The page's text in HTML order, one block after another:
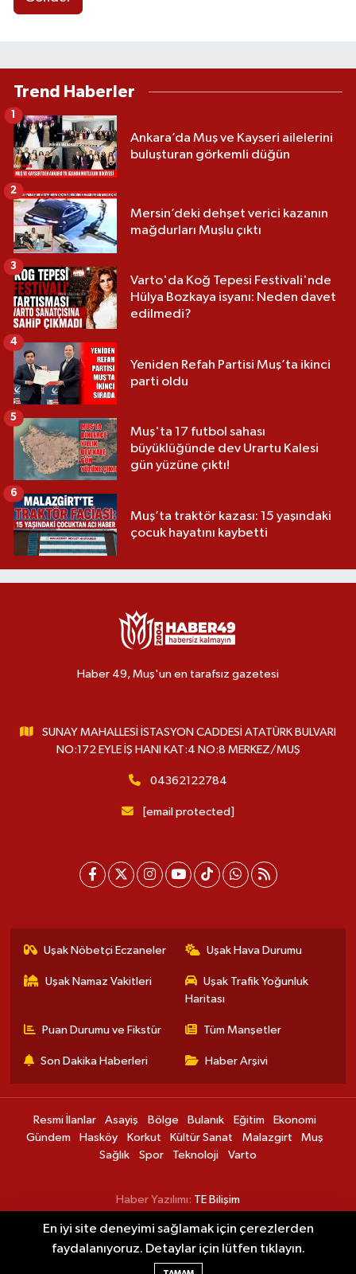
Trend Haberler
Ankara’da Muş ve Kayseri ailelerini
buluşturan görkemli düğün
1
Mersin’deki dehşet verici kazanın
mağdurları Muşlu çıktı
2
Varto'da Koğ Tepesi Festivali'nde
Hülya Bozkaya isyanı: Neden davet
edilmedi?
3
Yeniden Refah Partisi Muş’ta ikinci
parti oldu
4
Muş'ta 17 futbol sahası
büyüklüğünde dev Urartu Kalesi
gün yüzüne çıktı!
5
Muş’ta traktör kazası: 15 yaşındaki
çocuk hayatını kaybetti
6
Haber 49, Muş'un en tarafsız gazetesi
SUNAY MAHALLESİ İSTASYON CADDESİ ATATÜRK BULVARI
NO:172 EYLE İŞ HANI KAT:4 NO:8 MERKEZ/MUŞ
04362122784
[email protected]
Uşak Nöbetçi Eczaneler Uşak Hava Durumu
Uşak Namaz Vakitleri
Uşak Trafik Yoğunluk
Haritası
Puan Durumu ve Fikstür Tüm Manşetler
Son Dakika Haberleri Haber Arşivi
Resmi İlanlar Asayiş Bölge Bulanık Eğitim
Ekonomi
Gündem
Hasköy Korkut Kültür Sanat Malazgirt
Muş
Sağlık
Spor Teknoloji Varto
Haber Yazılımı: TE Bilişim
En iyi site deneyimi sağlamak için çerezlerden
faydalanıyoruz. Detaylar için lütfen tıklayın.
20:33 Bitlis Adliyesi’nden örnek uygulama:
Dijital geri bildirim dönemi başlıyor